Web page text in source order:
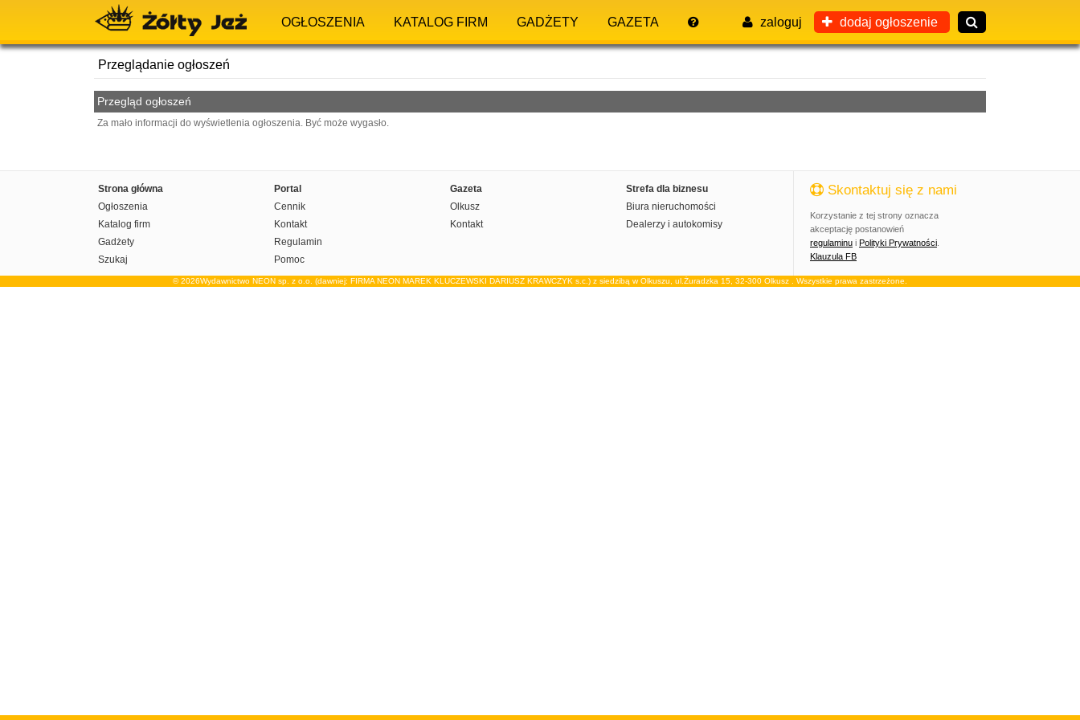
OGŁOSZENIA KATALOG FIRM GADŻETY GAZETA zaloguj dodaj ogłoszenie
Przeglądanie ogłoszeń
Przegląd ogłoszeń
Za mało informacji do wyświetlenia ogłoszenia. Być może wygasło.
Strona główna
Ogłoszenia
Katalog firm
Gadżety
Szukaj
Portal
Cennik
Kontakt
Regulamin
Pomoc
Gazeta
Olkusz
Kontakt
Strefa dla biznesu
Biura nieruchomości
Dealerzy i autokomisy
Skontaktuj się z nami
Korzystanie z tej strony oznacza
akceptację postanowień
regulaminu i Polityki Prywatności
Klauzula FB
© 2026Wydawnictwo NEON sp. z o.o. (dawniej: FIRMA NEON MAREK KLUCZEWSKI DARIUSZ KRAWCZYK s.c.) z siedzibą w Olkuszu, ul.Żuradzka 15, 32-300 Olkusz . Wszystkie prawa zastrzeżone.